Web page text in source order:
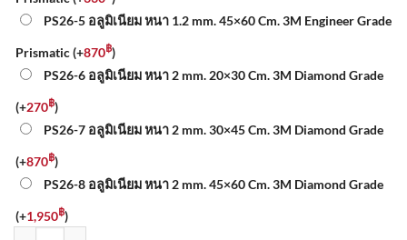
PS26-5 อลูมิเนียม หนา 1.2 mm. 45×60 Cm. 3M Engineer Grade
Prismatic(+870฿)
PS26-6 อลูมิเนียม หนา 2 mm. 20×30 Cm. 3M Diamond Grade
(+270฿)
PS26-7 อลูมิเนียม หนา 2 mm. 30×45 Cm. 3M Diamond Grade
(+870฿)
PS26-8 อลูมิเนียม หนา 2 mm. 45×60 Cm. 3M Diamond Grade
(+1,950฿)